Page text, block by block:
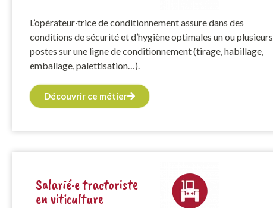
L’opérateur·trice de conditionnement assure dans des
conditions de sécurité et d’hygiène optimales un ou plusieurs
postes sur une ligne de conditionnement (tirage, habillage,
emballage, palettisation…).
Découvrir ce métier
Salarié·e tractoriste
en viticulture